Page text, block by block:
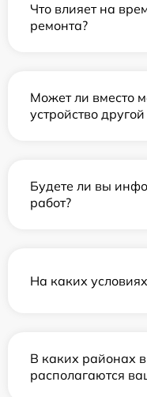
Что влияет на
ремонта?
Может ли вместо
устройство
Будете ли вы
работ?
На каких
В каких районах
располагаются